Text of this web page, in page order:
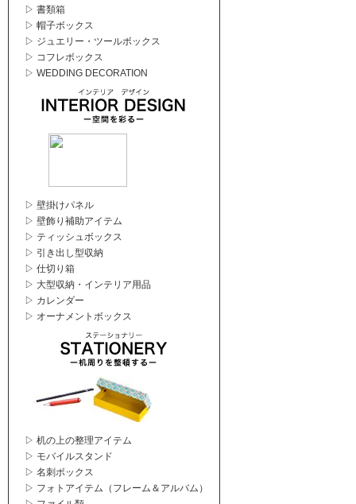
▷ 書類箱
▷ 帽子ボックス
▷ ジュエリー・ツールボックス
▷ コフレボックス
▷ WEDDING DECORATION
▷ 壁掛けパネル
▷ 壁飾り補助アイテム
▷ ティッシュボックス
▷ 引き出し型収納
▷ 仕切り箱
▷ 大型収納・インテリア用品
▷ カレンダー
▷ オーナメントボックス
▷ 机の上の整理アイテム
▷ モバイルスタンド
▷ 名刺ボックス
▷ フォトアイテム（フレーム＆アルバム）